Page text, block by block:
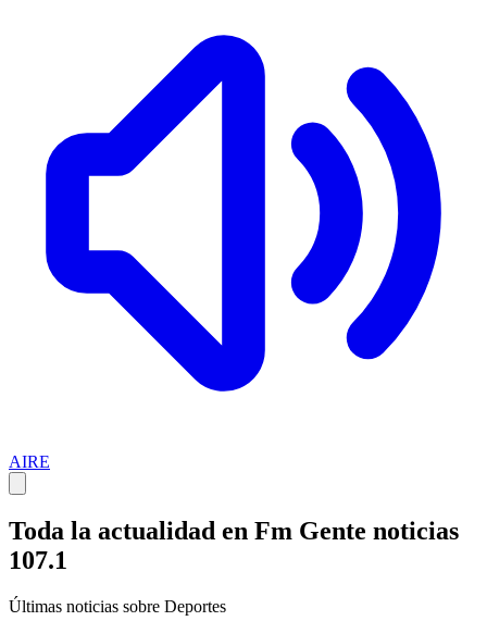
AIRE
Toda la actualidad en Fm Gente noticias
107.1
Últimas noticias sobre Deportes